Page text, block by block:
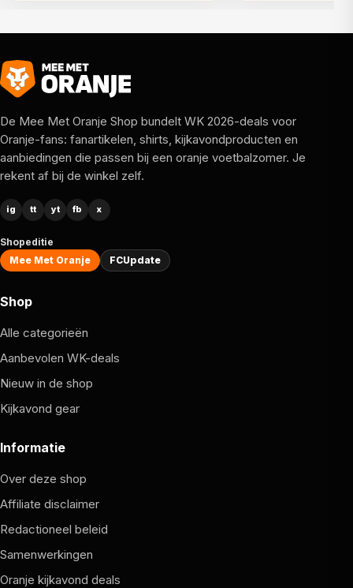
De Mee Met Oranje Shop bundelt WK 2026-deals voor
Oranje-fans: fanartikelen, shirts, kijkavondproducten en
aanbiedingen die passen bij een oranje voetbalzomer. Je
rekent af bij de winkel zelf.
ig tt yt fb x
Shopeditie
Mee Met Oranje
FCUpdate
Shop
Alle categorieën
Aanbevolen WK-deals
Nieuw in de shop
Kijkavond gear
Informatie
Over deze shop
Affiliate disclaimer
Redactioneel beleid
Samenwerkingen
Oranje kijkavond deals